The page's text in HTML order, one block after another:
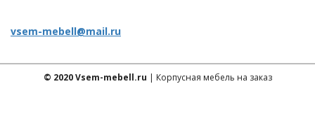
vsem-mebell@mail.ru
© 2020 Vsem-mebell.ru | Корпусная мебель на заказ